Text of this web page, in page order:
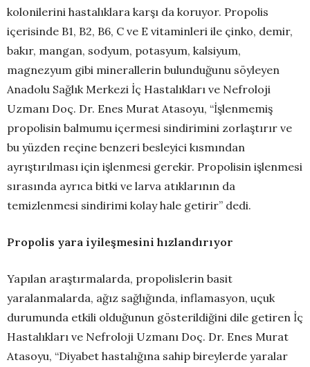
kolonilerini hastalıklara karşı da koruyor. Propolis
içerisinde B1, B2, B6, C ve E vitaminleri ile çinko, demir,
bakır, mangan, sodyum, potasyum, kalsiyum,
magnezyum gibi minerallerin bulunduğunu söyleyen
Anadolu Sağlık Merkezi İç Hastalıkları ve Nefroloji
Uzmanı Doç. Dr. Enes Murat Atasoyu, “İşlenmemiş
propolisin balmumu içermesi sindirimini zorlaştırır ve
bu yüzden reçine benzeri besleyici kısmından
ayrıştırılması için işlenmesi gerekir. Propolisin işlenmesi
sırasında ayrıca bitki ve larva atıklarının da
temizlenmesi sindirimi kolay hale getirir” dedi.
Propolis yara iyileşmesini hızlandırıyor
Yapılan araştırmalarda, propolislerin basit
yaralanmalarda, ağız sağlığında, inflamasyon, uçuk
durumunda etkili olduğunun gösterildiğini dile getiren İç
Hastalıkları ve Nefroloji Uzmanı Doç. Dr. Enes Murat
Atasoyu, “Diyabet hastalığına sahip bireylerde yaralar